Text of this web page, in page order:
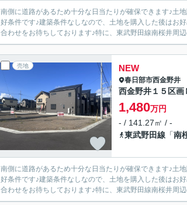
南側に道路があるため十分な日当たりが確保できます♪土
好条件です♪建築条件なしなので、土地を購入した後はお
合わせをお待ちしております♪特に、東武野田線南桜井周
売地 NEW
春日部市西金野井
西金野井１５区画
1,480万円
- / 141.27㎡ / -
東武野田線 「南
南側に道路があるため十分な日当たりが確保できます♪土
好条件です♪建築条件なしなので、土地を購入した後はお
合わせをお待ちしております♪特に、東武野田線南桜井周